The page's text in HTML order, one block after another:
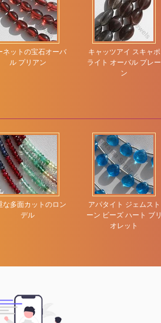
ネットの宝石オーバ
ル プリアン
キャッツアイ スキャポ
ライト オーバル プレー
ン
な多面カットのロン
デル
アパタイト ジェムスト
ーン ビーズ ハート ブリ
オレット